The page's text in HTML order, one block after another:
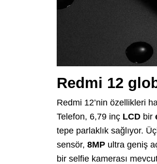
Redmi 12
Redmi 12’nin özellikleri
Telefon, 6,79 inç LCD bir
tepe parlaklık sağlıyor.
sensör, 8MP ultra geniş
bir selfie kamerası